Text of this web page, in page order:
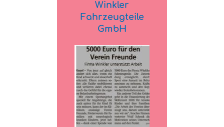
Winkler
Fahrzeugteile
GmbH